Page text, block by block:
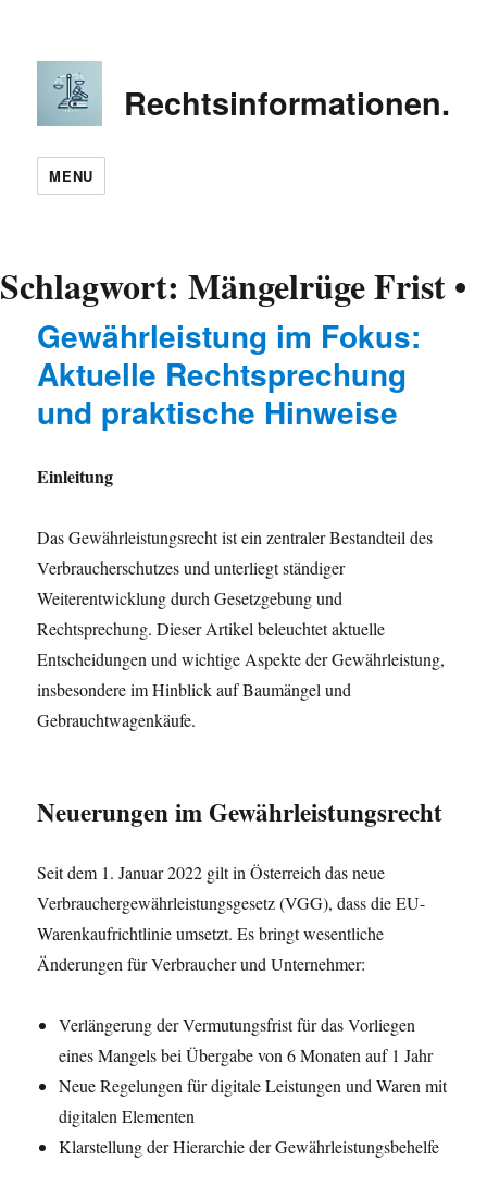
MENU
Schlagwort: Mängelrüge Frist •
Gewährleistung im Fokus:
Aktuelle Rechtsprechung
und praktische Hinweise
Einleitung
Das Gewährleistungsrecht ist ein zentraler Bestandteil des
Verbraucherschutzes und unterliegt ständiger
Weiterentwicklung durch Gesetzgebung und
Rechtsprechung. Dieser Artikel beleuchtet aktuelle
Entscheidungen und wichtige Aspekte der Gewährleistung,
insbesondere im Hinblick auf Baumängel und
Gebrauchtwagenkäufe.
Neuerungen im Gewährleistungsrecht
Seit dem 1. Januar 2022 gilt in Österreich das neue
Verbrauchergewährleistungsgesetz (VGG), dass die EU-
Warenkaufrichtlinie umsetzt. Es bringt wesentliche
Änderungen für Verbraucher und Unternehmer:
Verlängerung der Vermutungsfrist für das Vorliegen
eines Mangels bei Übergabe von 6 Monaten auf 1 Jahr
Neue Regelungen für digitale Leistungen und Waren mit
digitalen Elementen
Klarstellung der Hierarchie der Gewährleistungsbehelfe